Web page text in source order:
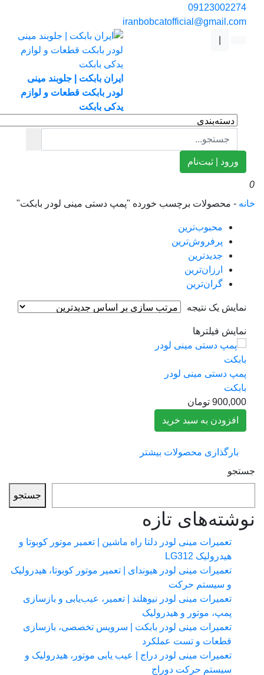
ایران بابکت | جلوبند مینی
لودر بابکت قطعات و لوازم
یدکی بابکت
ورود | ثبت‌نام
-محصولات برچسب خورده "پمپ دستی مینی لودر بابکت"
محبوب‌ترین
پرفروش‌ترین
جدیدترین
ارزان‌ترین
گران‌ترین
یک نتیجه
فیلترها
دستی مینی لودر
تومان
افزودن به سبد خرید
بارگذاری محصولات بیشتر
جستجو
تازه
تعمیرات مینی لودر دلتا راه ماشین | تعمیر موتور کوبوتا و
هیدرولیک LG312
تعمیرات مینی لودر هیوندای | تعمیر موتور کوبوتا، هیدرولیک
و سیستم حرکت
تعمیرات مینی لودر نیوهلند | تعمیر، عیب‌یابی و بازسازی
پمپ، موتور و هیدرولیک
تعمیرات مینی لودر بابکت | سرویس تخصصی، بازسازی
قطعات و تست عملکرد
تعمیرات مینی لودر دراج | عیب یابی موتور، هیدرولیک و
سیستم حرکت دوراج